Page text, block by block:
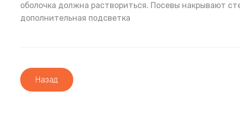
оболочка должна раствориться. Посевы накрывают
дополнительная подсветка
Назад